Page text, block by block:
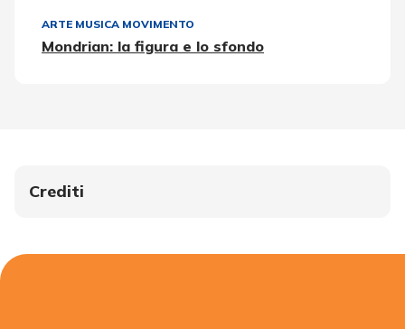
ARTE MUSICA MOVIMENTO
Mondrian: la figura e lo sfondo
Crediti